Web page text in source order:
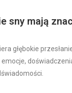
sny mają
głębokie